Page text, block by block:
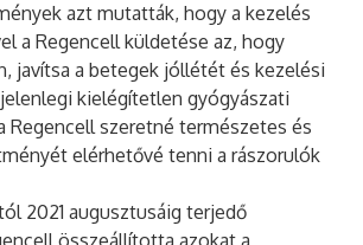
azt mutatták, hogy a kezelés
a Regencell küldetése az, hogy
javítsa a betegek jóllétét és kezelési
kielégítetlen gyógyászati
Regencell szeretné természetes és
elérhetővé tenni a rászorulók
2021 augusztusáig terjedő
összeállította azokat a